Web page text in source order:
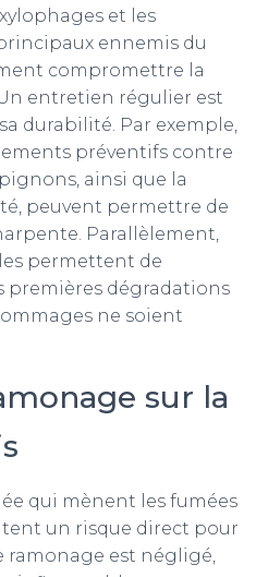
et les
ennemis du
compromettre la
entretien régulier est
durabilité. Par exemple,
préventifs contre
ainsi que la
peuvent permettre de
Parallèlement,
permettent de
premières dégradations
ne soient
sur la
qui mènent les fumées
un risque direct pour
ramonage est négligé,